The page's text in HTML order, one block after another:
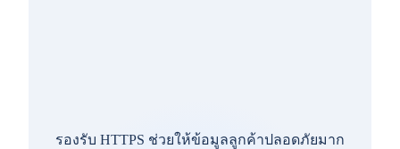
รองรับ HTTPS ช่วยให้ข้อมูลลูกค้าปลอดภัยมาก